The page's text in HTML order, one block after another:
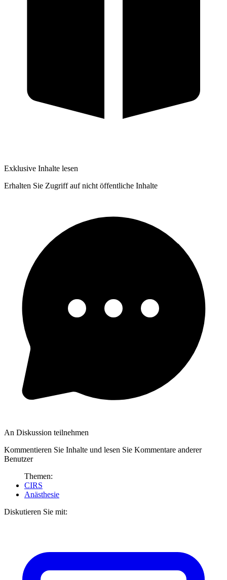
Exklusive Inhalte lesen
Erhalten Sie Zugriff auf nicht öffentliche Inhalte
An Diskussion teilnehmen
Kommentieren Sie Inhalte und lesen Sie Kommentare anderer
Benutzer
Themen:
CIRS
Anästhesie
Diskutieren Sie mit: